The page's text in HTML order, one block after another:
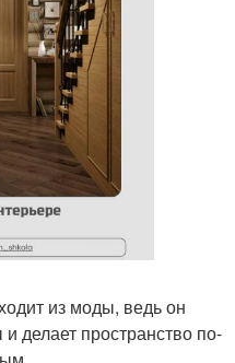
из моды, ведь он
делает пространство по-